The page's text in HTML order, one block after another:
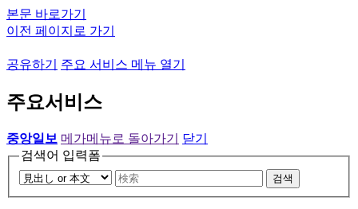
본문 바로가기
이전 페이지로 가기
공유하기 주요 서비스 메뉴 열기
주요서비스
중앙일보 메가메뉴로 돌아가기
닫기
검색어 입력폼
검색